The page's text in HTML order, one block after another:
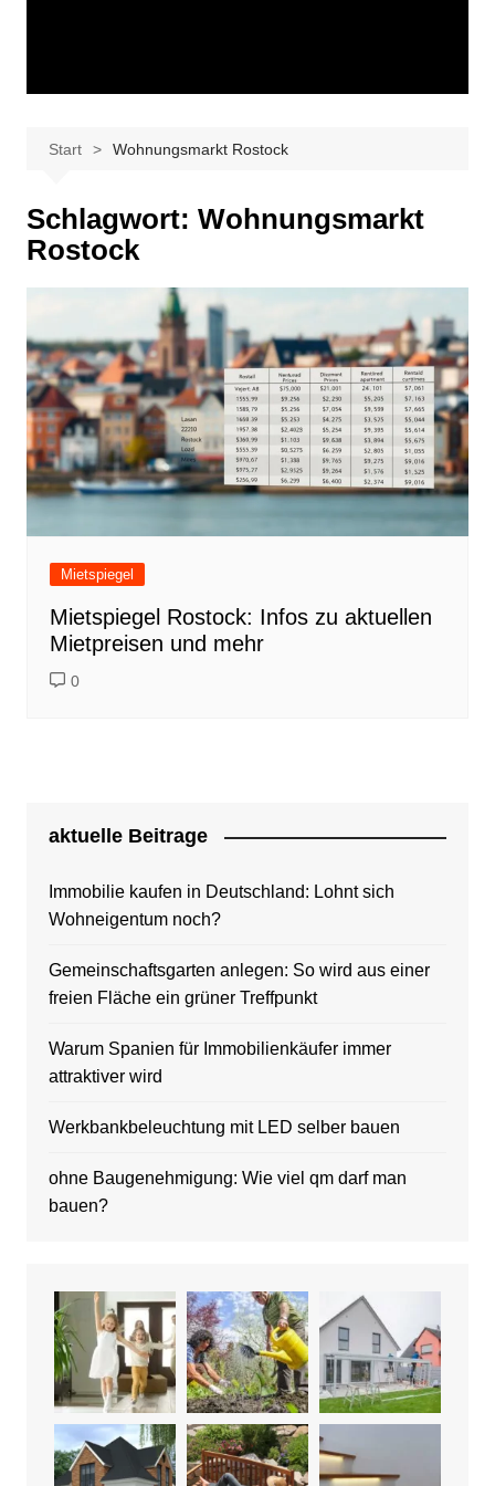
Start Wohnungsmarkt Rostock
Schlagwort: Wohnungsmarkt
Rostock
Mietspiegel
Mietspiegel Rostock: Infos zu aktuellen
Mietpreisen und mehr
0
aktuelle Beitrage
Immobilie kaufen in Deutschland: Lohnt sich
Wohneigentum noch?
Gemeinschaftsgarten anlegen: So wird aus einer
freien Fläche ein grüner Treffpunkt
Warum Spanien für Immobilienkäufer immer
attraktiver wird
Werkbankbeleuchtung mit LED selber bauen
ohne Baugenehmigung: Wie viel qm darf man
bauen?